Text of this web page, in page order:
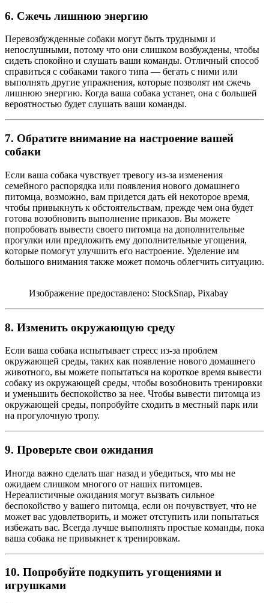
6. Сжечь лишнюю энергию
Перевозбужденные собаки могут быть трудными и
непослушными, потому что они слишком возбуждены, чтобы
сидеть спокойно и слушать ваши команды. Отличный способ
справиться с собаками такого типа — бегать с ними или
выполнять другие упражнения, которые позволят им сжечь
лишнюю энергию. Когда ваша собака устанет, она с большей
вероятностью будет слушать ваши команды.
7. Обратите внимание на настроение вашей
собаки
Если ваша собака чувствует тревогу из-за изменения
семейного распорядка или появления нового домашнего
питомца, возможно, вам придется дать ей некоторое время,
чтобы привыкнуть к обстоятельствам, прежде чем она будет
готова возобновить выполнение приказов. Вы можете
попробовать вывести своего питомца на дополнительные
прогулки или предложить ему дополнительные угощения,
которые помогут улучшить его настроение. Уделение им
большого внимания также может помочь облегчить ситуацию.
Изображение предоставлено: StockSnap, Pixabay
8. Изменить окружающую среду
Если ваша собака испытывает стресс из-за проблем
окружающей среды, таких как появление нового домашнего
животного, вы можете попытаться на короткое время вывести
собаку из окружающей среды, чтобы возобновить тренировки
и уменьшить беспокойство за нее. Чтобы вывести питомца из
окружающей среды, попробуйте сходить в местный парк или
на прогулочную тропу.
9. Проверьте свои ожидания
Иногда важно сделать шаг назад и убедиться, что мы не
ожидаем слишком многого от наших питомцев.
Нереалистичные ожидания могут вызвать сильное
беспокойство у вашего питомца, если он почувствует, что не
может вас удовлетворить, и может отступить или попытаться
избежать вас. Всегда лучше выполнять простые команды, пока
ваша собака не привыкнет к тренировкам.
10. Попробуйте подкупить угощениями и
игрушками